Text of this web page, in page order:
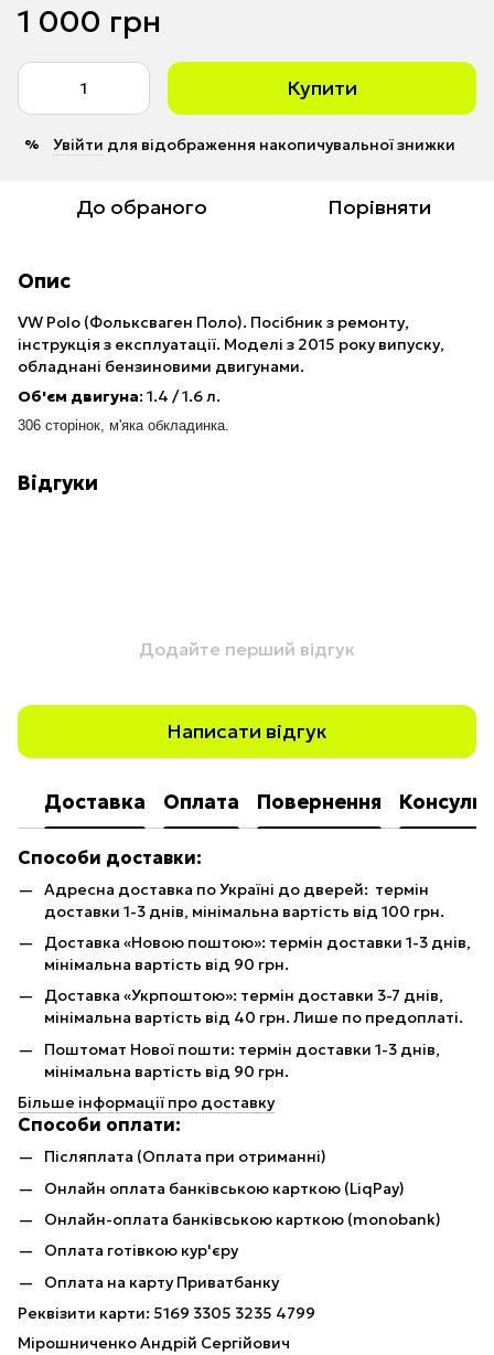
1 000 грн
Купити
% Увійти для відображення накопичувальної знижки
До обраного Порівняти
Опис
VW Polo (Фольксваген Поло). Посібник з ремонту,
інструкція з експлуатації. Моделі з 2015 року випуску,
обладнані бензиновими двигунами.
Об'єм двигуна: 1.4 / 1.6 л.
306 сторінок, м'яка обкладинка.
Відгуки
Додайте перший відгук
Написати відгук
Доставка Оплата Повернення
Способи доставки:
Адресна доставка по Україні до дверей: термін
доставки 1-3 днів, мінімальна вартість від 100 грн.
Доставка «Новою поштою»: термін доставки 1-3 днів,
мінімальна вартість від 90 грн.
Доставка «Укрпоштою»: термін доставки 3-7 днів,
мінімальна вартість від 40 грн. Лише по предоплаті.
Поштомат Нової пошти: термін доставки 1-3 днів,
мінімальна вартість від 90 грн.
Більше інформації про доставку
Способи оплати:
Післяплата (Оплата при отриманні)
Онлайн оплата банківською карткою (LiqPay)
Онлайн-оплата банківською карткою (monobank)
Оплата готівкою кур'єру
Оплата на карту Приватбанку
Реквізити карти: 5169 3305 3235 4799
Мірошниченко Андрій Сергійович